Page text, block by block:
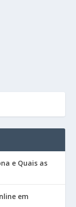
e Quais as
em